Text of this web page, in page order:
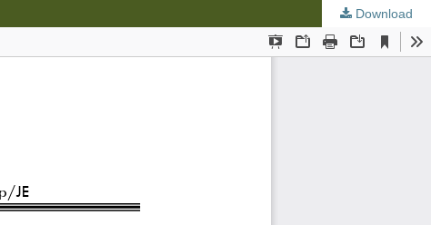
Download